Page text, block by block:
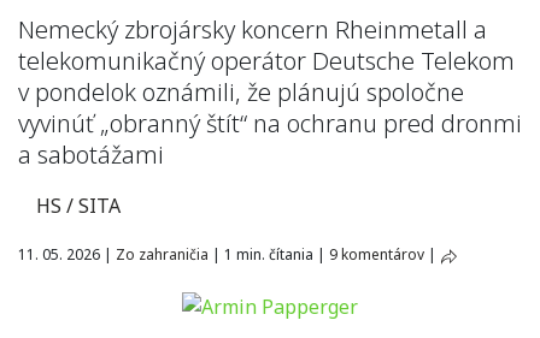
Nemecký zbrojársky koncern Rheinmetall a
telekomunikačný operátor Deutsche Telekom
v pondelok oznámili, že plánujú spoločne
vyvinúť „obranný štít“ na ochranu pred dronmi
a sabotážami
HS / SITA
11. 05. 2026 | Zo zahraničia | 1 min. čítania | 9 komentárov |